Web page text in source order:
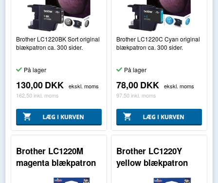
Brother LC1220BK Sort original
blækpatron ca. 300 sider.
På lager
130,00DKK
ekskl. moms
162,50 inkl. moms
Brother LC1220C Cyan original
blækpatron ca. 300 sider.
På lager
78,00DKK
ekskl. moms
97,50 inkl. moms
Brother LC1220M
magenta blækpatron
Brother LC1220Y
yellow blækpatron